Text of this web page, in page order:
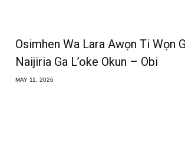
Osimhen Wa Lara Awọn Ti Wọn
Naijiria Ga L’oke Okun – Obi
MAY 11, 2026